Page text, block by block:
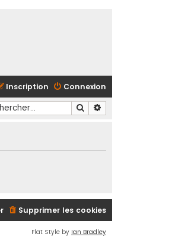
Connexion
Inscription
Rechercher
Supprimer les cookies
Flat Style by Ian Bradley